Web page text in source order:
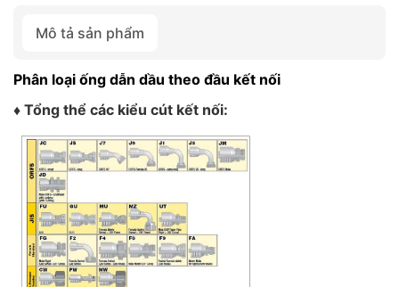
Mô tả sản phẩm
Phân loại ống dẫn dầu theo đầu kết nối
♦ Tổng thể các kiểu cút kết nối: